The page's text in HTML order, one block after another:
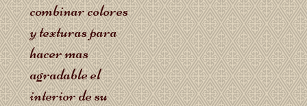
combinar colores
y texturas para
hacer mas
agradable el
interior de su